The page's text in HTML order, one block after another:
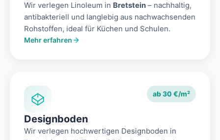
Wir verlegen Linoleum in Bretstein – nachhaltig,
antibakteriell und langlebig aus nachwachsenden
Rohstoffen, ideal für Küchen und Schulen.
Mehr erfahren
ab 30 €/m²
Designboden
Wir verlegen hochwertigen Designboden in